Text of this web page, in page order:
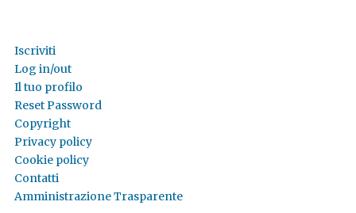
Iscriviti
Log in/out
Il tuo profilo
Reset Password
Copyright
Privacy policy
Cookie policy
Contatti
Amministrazione Trasparente